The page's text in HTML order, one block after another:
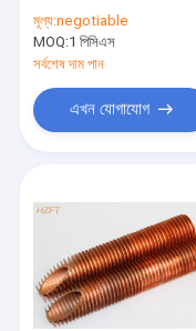
টিউব
মূল্য:negotiable
MOQ:1 পিসিএস
সর্বশেষ দাম পান
এখন যোগাযোগ